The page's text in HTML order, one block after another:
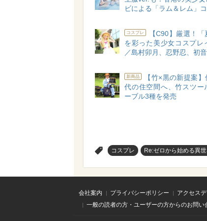
ビによる「ラム＆レム」
コスプレ
【C90】厳選！
を彩った美少女コスプレ
／島村卯月、忍野忍、初
新商品
【竹×黒の新提案
代の住空間へ、竹スツー
ーブル3種を発売
コスプレ Re:ゼロから始める異
会社案内 プライバシーポリシー アクセス
一般の読者の方・ユーザーの方からのお問い